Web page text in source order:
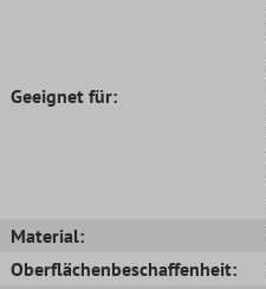
Geeignet für:
Material:
Oberflächenbeschaffenheit: